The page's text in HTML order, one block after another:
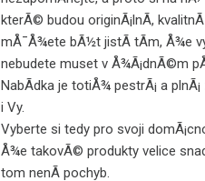
kterÃ© budou originÃ¡lnÃ­,
mÅ¯Å¾ete bÃ½t jistÃ­ tÃ­m, Å¾e
nebudete muset v Å¾Ã¡dnÃ©m
NabÃ­dka je totiÅ¾ pestrÃ¡ a
i Vy.
Vyberte si tedy pro svoji
Å¾e takovÃ© produkty velice
tom nenÃ­ pochyb.